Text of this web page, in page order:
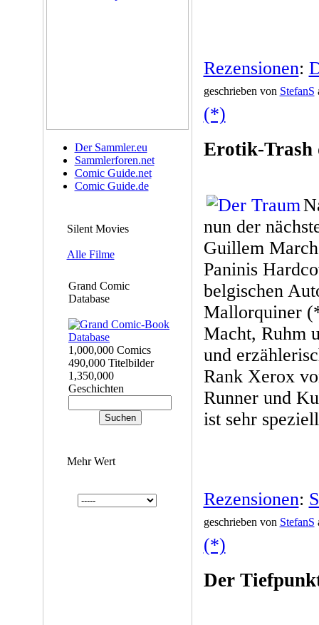
Der Sammler.eu
Sammlerforen.net
Comic Guide.net
Comic Guide.de
Silent Movies
Alle Filme
Grand Comic
Database
1,000,000 Comics
490,000 Titelbilder
1,350,000
Geschichten
Mehr Wert
Rezensionen:
geschrieben von StefanS
(*)
Erotik-Trash
nun der
Guillem
Paninis
belgischen
Mallorquiner
Macht, Ruhm
und
Rank Xerox
Runner und
ist sehr
Rezensionen:
geschrieben von StefanS
(*)
Der